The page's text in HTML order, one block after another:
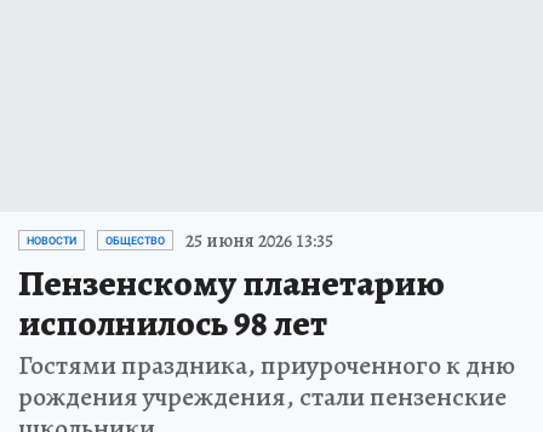
НОВОСТИ ОБЩЕСТВО 25 июня 2026 13:35
Пензенскому планетарию
исполнилось 98 лет
Гостями праздника, приуроченного к дню
рождения учреждения, стали пензенские